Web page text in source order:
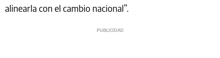
alinearla con el cambio nacional”.